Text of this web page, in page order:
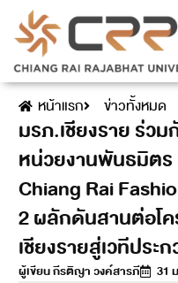
หน้าแรก ข่าวทั้งหมด
มรภ.เชียงราย ร่วม
หน่วยงานพันธมิตร
Chiang Rai
2 ผลักดันสานต่อโค
เชียงรายสู่เวทีประ
ผู้เขียนกีรติญา วงค์สารภี 31